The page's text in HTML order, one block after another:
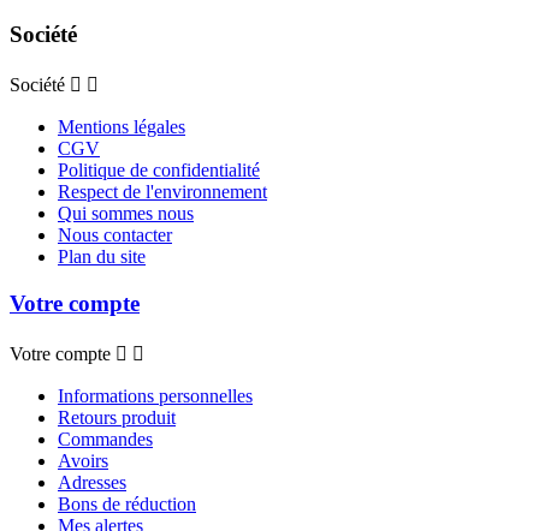
Société
Société  
Mentions légales
CGV
Politique de confidentialité
Respect de l'environnement
Qui sommes nous
Nous contacter
Plan du site
Votre compte
Votre compte  
Informations personnelles
Retours produit
Commandes
Avoirs
Adresses
Bons de réduction
Mes alertes